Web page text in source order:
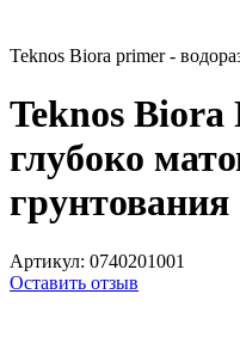
Teknos Biora primer -
Teknos
глубоко
грунтования
Артикул: 0740201001
Оставить отзыв